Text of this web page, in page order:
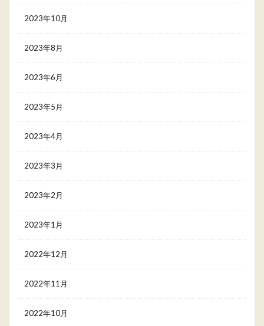
2023年10月
2023年8月
2023年6月
2023年5月
2023年4月
2023年3月
2023年2月
2023年1月
2022年12月
2022年11月
2022年10月